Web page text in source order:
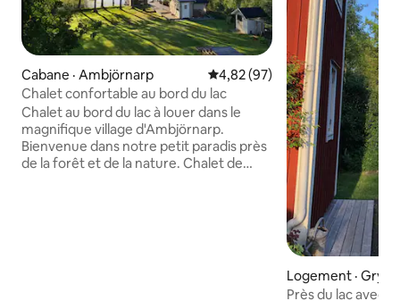
Cabane · Ambjörnarp Note moyenne de 4,82 sur 5,
4,82 (97)
Chalet confortable au bord du lac
Chalet au bord du lac à louer dans le
magnifique village d'Ambjörnarp.
Bienvenue dans notre petit paradis près
de la forêt et de la nature. Chalet de
Logement ·
Près du lac avec